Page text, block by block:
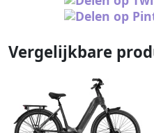
Vergelijkbare